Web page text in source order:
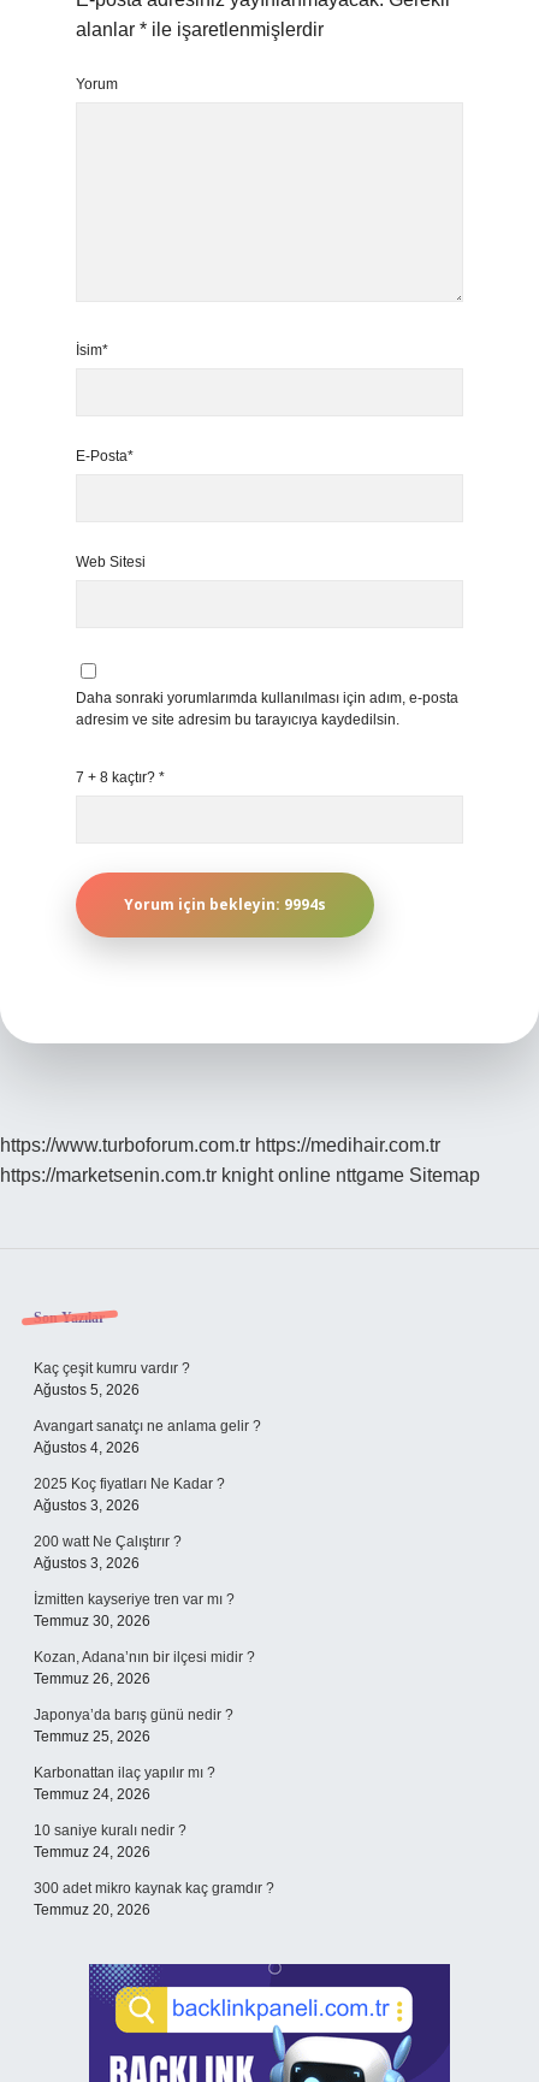
alanlar * ile işaretlenmişlerdir
Yorum
İsim*
E-Posta*
Web Sitesi
Daha sonraki yorumlarımda kullanılması için adım, e-posta
adresim ve site adresim bu tarayıcıya kaydedilsin.
7 + 8 kaçtır? *
https://www.turboforum.com.tr https://medihair.com.tr
https://marketsenin.com.tr knight online nttgame Sitemap
Sidebar
Son Yazılar
Kaç çeşit kumru vardır ?
Ağustos 5, 2026
Avangart sanatçı ne anlama gelir ?
Ağustos 4, 2026
2025 Koç fiyatları Ne Kadar ?
Ağustos 3, 2026
200 watt Ne Çalıştırır ?
Ağustos 3, 2026
İzmitten kayseriye tren var mı ?
Temmuz 30, 2026
Kozan, Adana’nın bir ilçesi midir ?
Temmuz 26, 2026
Japonya’da barış günü nedir ?
Temmuz 25, 2026
Karbonattan ilaç yapılır mı ?
Temmuz 24, 2026
10 saniye kuralı nedir ?
Temmuz 24, 2026
300 adet mikro kaynak kaç gramdır ?
Temmuz 20, 2026